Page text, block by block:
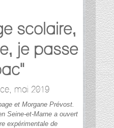
scolaire,
je passe
mai 2019
et Morgane Prévost.
Seine-et-Marne a ouvert
expérimentale de